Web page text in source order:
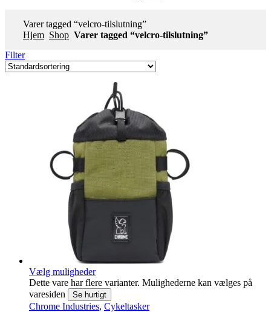
Varer tagged “velcro-tilslutning”
Hjem Shop Varer tagged “velcro-tilslutning”
Filter
Vælg muligheder
Dette vare har flere varianter. Mulighederne kan vælges på
varesiden
Se hurtigt
Chrome Industries, Cykeltasker